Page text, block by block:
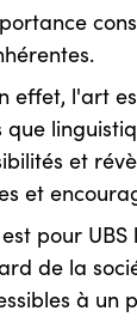
effet, l'art
et
et
pour
de la
à un